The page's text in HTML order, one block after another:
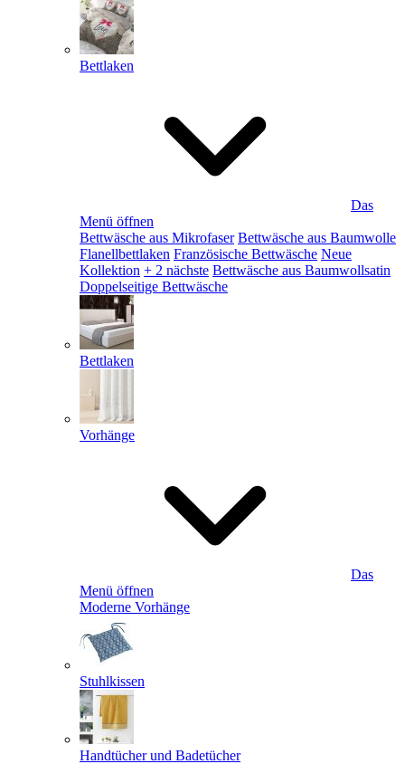
Bettlaken
Das
Menü öffnen
Bettwäsche aus Mikrofaser Bettwäsche aus Baumwolle
Flanellbettlaken Französische Bettwäsche Neue
Kollektion + 2 nächste Bettwäsche aus Baumwollsatin
Doppelseitige Bettwäsche
Bettlaken
Vorhänge
Das
Menü öffnen
Moderne Vorhänge
Stuhlkissen
Handtücher und Badetücher